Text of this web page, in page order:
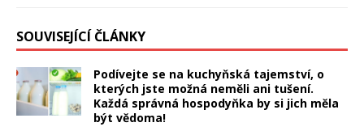
SOUVISEJÍCÍ ČLÁNKY
Podívejte se na kuchyňská tajemství, o
kterých jste možná neměli ani tušení.
Každá správná hospodyňka by si jich měla
být vědoma!